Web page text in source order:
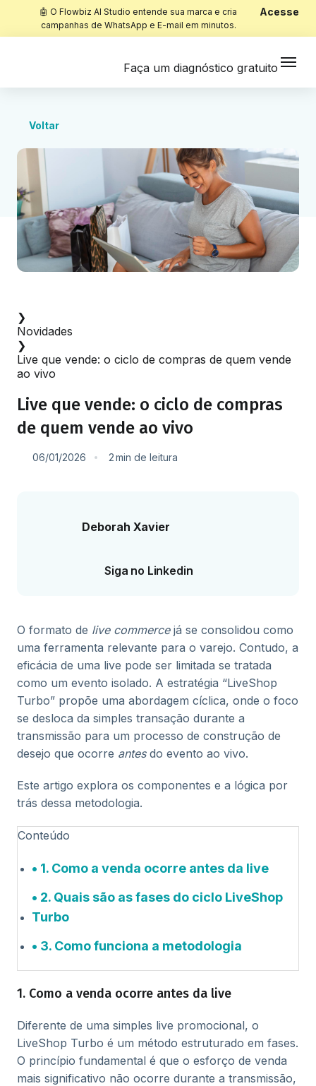
🤖 O Flowbiz AI Studio entende sua marca e cria
campanhas de WhatsApp e E-mail em minutos.
Acesse
Faça um diagnóstico gratuito
Voltar
❯
Novidades
❯
Live que vende: o ciclo de compras de quem vende
ao vivo
Live que vende: o ciclo de compras
de quem vende ao vivo
06/01/2026 2min de leitura
Deborah Xavier
Siga no Linkedin
O formato de live commercejá se consolidou como
uma ferramenta relevante para o varejo. Contudo, a
eficácia de uma live pode ser limitada se tratada
como um evento isolado. A estratégia “LiveShop
Turbo” propõe uma abordagem cíclica, onde o foco
se desloca da simples transação durante a
transmissão para um processo de construção de
desejo que ocorre antesdo evento ao vivo.
Este artigo explora os componentes e a lógica por
trás dessa metodologia.
Conteúdo
1. Como a venda ocorre antes da live
2. Quais são as fases do ciclo LiveShop
Turbo
3. Como funciona a metodologia
1. Como a venda ocorre antes da live
Diferente de uma simples live promocional, o
LiveShop Turbo é um método estruturado em fases.
O princípio fundamental é que o esforço de venda
mais significativo não ocorre durante a transmissão,